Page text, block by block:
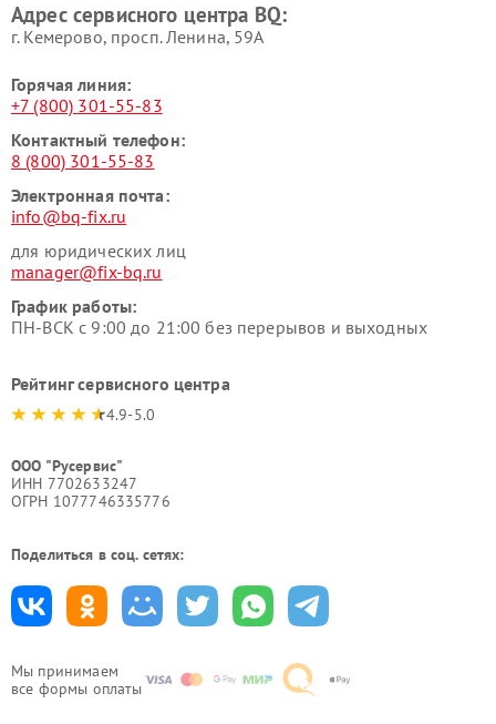
Мы принимаем
все формы оплаты
Адрес сервисного центра BQ:
г. Кемерово, просп. Ленина, 59А
Горячая линия:
+7 (800) 301-55-83
Контактный телефон:
8 (800) 301-55-83
Электронная почта:
info@bq-fix.ru
для юридических лиц
manager@fix-bq.ru
График работы:
ПН-ВСК с 9:00 до 21:00 без перерывов и выходных
Рейтинг сервисного центра
4.9-5.0
ООО "Русервис"
ИНН 7702633247
ОГРН 1077746335776
Поделиться в соц. сетях: